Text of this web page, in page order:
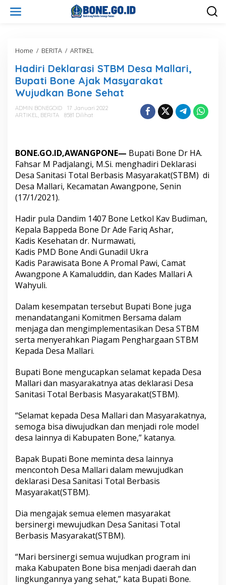
Home / BERITA / ARTIKEL
d
i
r
D
r
a
s
i
S
M
D
e
s
a
M
a
l
r
i
,
B
u
t
i
B
o
e
A
j
a
M
a
s
y
a
k
a
t
u
j
u
Hadiri Deklarasi STBM Desa Mallari,
Bupati Bone Ajak Masyarakat
Wujudkan Bone Sehat
ADMIN BONEGOID
17 Januari 2022
ARTIKEL, BERITA 8581 Dilihat
BONE.GO.ID,AWANGPONE— Bupati Bone Dr HA.
Fahsar M Padjalangi, M.Si. menghadiri Deklarasi
Desa Sanitasi Total Berbasis Masyarakat(STBM) di
Desa Mallari, Kecamatan Awangpone, Senin
(17/1/2021).
Hadir pula Dandim 1407 Bone Letkol Kav Budiman,
Kepala Bappeda Bone Dr Ade Fariq Ashar,
Kadis Kesehatan dr. Nurmawati,
Kadis PMD Bone Andi Gunadil Ukra
Kadis Parawisata Bone A Promal Pawi, Camat
Awangpone A Kamaluddin, dan Kades Mallari A
Wahyuli.
Dalam kesempatan tersebut Bupati Bone juga
menandatangani Komitmen Bersama dalam
menjaga dan mengimplementasikan Desa STBM
serta menyerahkan Piagam Penghargaan STBM
Kepada Desa Mallari.
Bupati Bone mengucapkan selamat kepada Desa
Mallari dan masyarakatnya atas deklarasi Desa
Sanitasi Total Berbasis Masyarakat(STBM).
“Selamat kepada Desa Mallari dan Masyarakatnya,
semoga bisa diwujudkan dan menjadi role model
desa lainnya di Kabupaten Bone,” katanya.
Bapak Bupati Bone meminta desa lainnya
mencontoh Desa Mallari dalam mewujudkan
deklarasi Desa Sanitasi Total Berbasis
Masyarakat(STBM).
Dia mengajak semua elemen masyarakat
bersinergi mewujudkan Desa Sanitasi Total
Berbasis Masyarakat(STBM).
“Mari bersinergi semua wujudkan program ini
maka Kabupaten Bone bisa menjadi daerah dan
lingkungannya yang sehat,” kata Bupati Bone.